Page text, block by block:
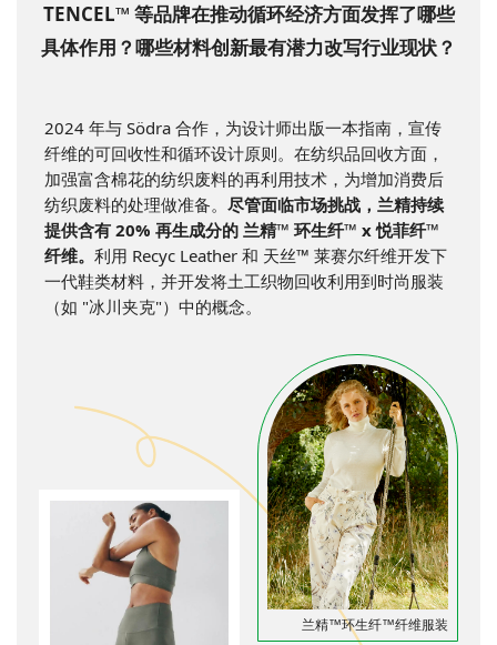
TENCEL™ 等品牌在推动循环经济方面发挥了哪些
具体作用？哪些材料创新最有潜力改写行业现状？
2024 年与 Södra 合作，为设计师出版一本指南，宣传
纤维的可回收性和循环设计原则。在纺织品回收方面，
加强富含棉花的纺织废料的再利用技术，为增加消费后
纺织废料的处理做准备。 尽管面临市场挑战，兰精持续
提供含有 20% 再生成分的 兰精™ 环生纤™ x 悦菲纤™
纤维。 利用 Recyc Leather 和 天丝™ 莱赛尔纤维开发下
一代鞋类材料，并开发将土工织物回收利用到时尚服装
（如 "冰川夹克"）中的概念。
兰精™环生纤™纤维服装